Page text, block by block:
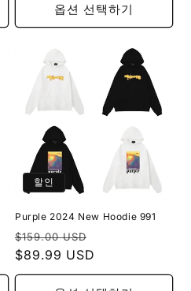
옵션 선택하기
할인
Purple 2024 New Hoodie 991
정
가
$159.00 USD
가
$89.99 USD